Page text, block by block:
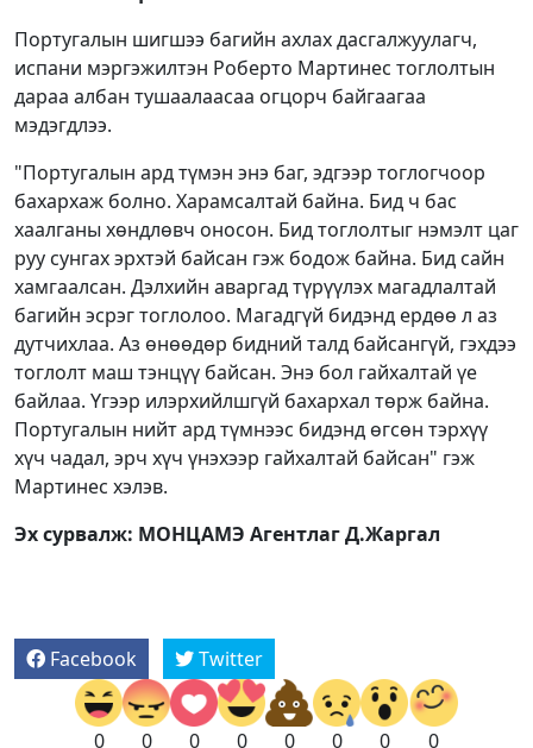
Португалын шигшээ багийн ахлах дасгалжуулагч,
испани мэргэжилтэн Роберто Мартинес тоглолтын
дараа албан тушаалаасаа огцорч байгаагаа
мэдэгдлээ.
"Португалын ард түмэн энэ баг, эдгээр тоглогчоор
бахархаж болно. Харамсалтай байна. Бид ч бас
хаалганы хөндлөвч оносон. Бид тоглолтыг нэмэлт цаг
руу сунгах эрхтэй байсан гэж бодож байна. Бид сайн
хамгаалсан. Дэлхийн аваргад түрүүлэх магадлалтай
багийн эсрэг тоглолоо. Магадгүй бидэнд ердөө л аз
дутчихлаа. Аз өнөөдөр бидний талд байсангүй, гэхдээ
тоглолт маш тэнцүү байсан. Энэ бол гайхалтай үе
байлаа. Үгээр илэрхийлшгүй бахархал төрж байна.
Португалын нийт ард түмнээс бидэнд өгсөн тэрхүү
хүч чадал, эрч хүч үнэхээр гайхалтай байсан" гэж
Мартинес хэлэв.
Эх сурвалж: МОНЦАМЭ Агентлаг Д.Жаргал
Facebook Twitter
0 0 0 0 0 0 0 0